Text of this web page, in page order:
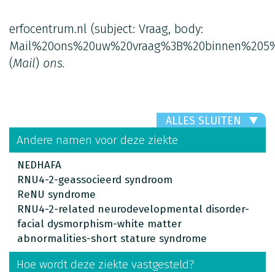
erfocentrum.nl (subject: Vraag, body:
(Mail) ons.
ALLES SLUITEN
Andere namen voor deze ziekte
NEDHAFA
RNU4-2-geassocieerd syndroom
ReNU syndrome
RNU4-2-related neurodevelopmental disorder-
facial dysmorphism-white matter
abnormalities-short stature syndrome
Hoe wordt deze ziekte vastgesteld?